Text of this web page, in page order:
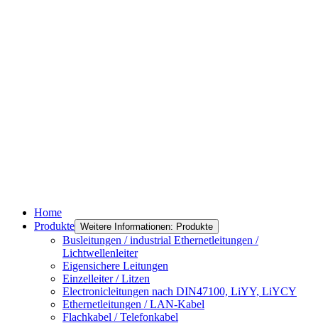
Home
Produkte Weitere Informationen: Produkte
Busleitungen / industrial Ethernetleitungen /
Lichtwellenleiter
Eigensichere Leitungen
Einzelleiter / Litzen
Electronicleitungen nach DIN47100, LiYY, LiYCY
Ethernetleitungen / LAN-Kabel
Flachkabel / Telefonkabel